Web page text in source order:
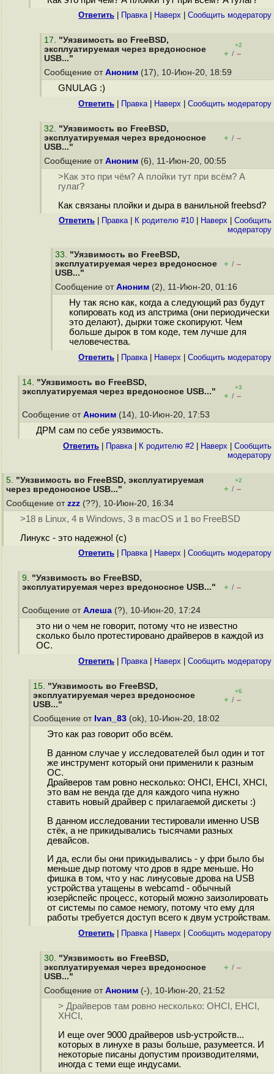
Ответить Правка| Наверх Cообщить модератору
17. "Уязвимость во FreeBSD,
эксплуатируемая через вредоносное
USB..."
+2
+ / –
Сообщение от Аноним (17), 10-Июн-20, 18:59
GNULAG :)
Ответить Правка| Наверх Cообщить модератору
32. "Уязвимость во FreeBSD,
эксплуатируемая через вредоносное
USB..."
+ / –
Сообщение от Аноним (6), 11-Июн-20, 00:55
>Как это при чём? А плойки тут при всём? А
гулаг?
Как связаны плойки и дыра в ванильной freebsd?
Ответить Правка| К родителю #10 Наверх
Cообщить
модератору
33. "Уязвимость во FreeBSD,
эксплуатируемая через вредоносное
USB..."
+ / –
Сообщение от Аноним (2), 11-Июн-20, 01:16
Ну так ясно как, когда а следующий раз будут
копировать код из апстрима (они периодически
это делают), дырки тоже скопируют. Чем
больше дырок в том коде, тем лучше для
человечества.
Ответить Правка| Наверх Cообщить модератору
14. "Уязвимость во FreeBSD,
эксплуатируемая через вредоносное USB..."
+3
+ / –
Сообщение от Аноним (14), 10-Июн-20, 17:53
ДРМ сам по себе уязвимость.
Ответить Правка| К родителю #2 Наверх
Cообщить
модератору
5. "Уязвимость во FreeBSD, эксплуатируемая
через вредоносное USB..."
+2
+ / –
Сообщение от zzz (??), 10-Июн-20, 16:34
>18 в Linux, 4 в Windows, 3 в macOS и 1 во FreeBSD
Линукс - это надежно! (с)
Ответить Правка| Наверх Cообщить модератору
9. "Уязвимость во FreeBSD,
эксплуатируемая через вредоносное USB..."
+ / –
Сообщение от Алеша (?), 10-Июн-20, 17:24
это ни о чем не говорит, потому что не известно
сколько было протестировано драйверов в каждой из
ОС.
Ответить Правка| Наверх Cообщить модератору
15. "Уязвимость во FreeBSD,
эксплуатируемая через вредоносное
USB..."
+6
+ / –
Сообщение от Ivan_83 (ok), 10-Июн-20, 18:02
Это как раз говорит обо всём.
В данном случае у исследователей был один и тот
же инструмент который они применили к разным
ОС.
Драйверов там ровно несколько: OHCI, EHCI, XHCI,
это вам не венда где для каждого чипа нужно
ставить новый драйвер с прилагаемой дискеты :)
В данном исследовании тестировали именно USB
стёк, а не прикидывались тысячами разных
девайсов.
И да, если бы они прикидывались - у фри было бы
меньше дыр потому что дров в ядре меньше. Но
фишка в том, что у нас линусовые дрова на USB
устройства утащены в webcamd - обычный
юзерйспейс процесс, который можно заизолировать
от системы по самое немогу, потому что ему для
работы требуется доступ всего к двум устройствам.
Ответить Правка| Наверх Cообщить модератору
30. "Уязвимость во FreeBSD,
эксплуатируемая через вредоносное
USB..."
+ / –
Сообщение от Аноним (-), 10-Июн-20, 21:52
> Драйверов там ровно несколько: OHCI, EHCI,
XHCI,
И еще over 9000 драйверов usb-устройств...
которых в линухе в разы больше, разумеется. И
некоторые писаны допустим производителями,
иногда с теми еще индусами.